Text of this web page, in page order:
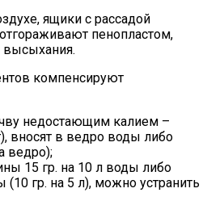
ящики с рассадой
пенопластом,
высыхания.
компенсируют
недостающим калием –
вносят в ведро воды либо
ведро);
15 гр. на 10 л воды либо
гр. на 5 л), можно устранить